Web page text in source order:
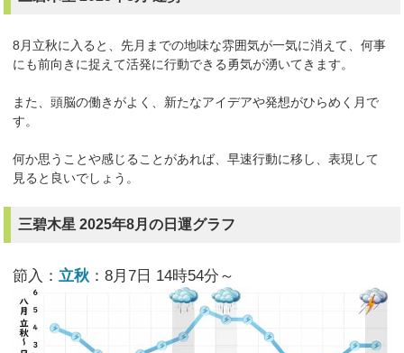
8月立秋に入ると、先月までの地味な雰囲気が一気に消えて、何事
にも前向きに捉えて活発に行動できる勇気が湧いてきます。
また、頭脳の働きがよく、新たなアイデアや発想がひらめく月で
す。
何か思うことや感じることがあれば、早速行動に移し、表現して
見ると良いでしょう。
三碧木星 2025年8月の日運グラフ
節入：立秋 ：8月7日 14時54分～